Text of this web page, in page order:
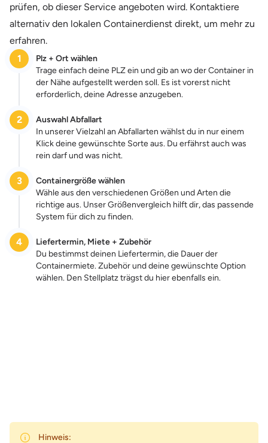
prüfen, ob dieser Service angeboten wird. Kontaktiere
alternativ den lokalen Containerdienst direkt, um mehr zu
erfahren.
1
Plz + Ort wählen
Trage einfach deine PLZ ein und gib an wo der Container in
der Nähe aufgestellt werden soll. Es ist vorerst nicht
erforderlich, deine Adresse anzugeben.
2
Auswahl Abfallart
In unserer Vielzahl an Abfallarten wählst du in nur einem
Klick deine gewünschte Sorte aus. Du erfährst auch was
rein darf und was nicht.
3
Containergröße wählen
Wähle aus den verschiedenen Größen und Arten die
richtige aus. Unser Größenvergleich hilft dir, das passende
System für dich zu finden.
4
Liefertermin, Miete + Zubehör
Du bestimmst deinen Liefertermin, die Dauer der
Containermiete. Zubehör und deine gewünschte Option
wählen. Den Stellplatz trägst du hier ebenfalls ein.
Hinweis: